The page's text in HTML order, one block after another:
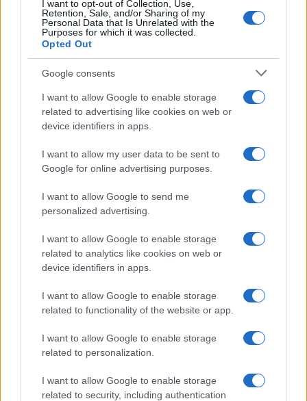
I want to opt-out of Collection, Use,
Retention, Sale, and/or Sharing of my
Personal Data that Is Unrelated with the
Purposes for which it was collected.
Opted Out
Google consents
I want to allow Google to enable storage
related to advertising like cookies on web or
device identifiers in apps.
I want to allow my user data to be sent to
Google for online advertising purposes.
I want to allow Google to send me
personalized advertising.
I want to allow Google to enable storage
related to analytics like cookies on web or
device identifiers in apps.
I want to allow Google to enable storage
related to functionality of the website or app.
I want to allow Google to enable storage
related to personalization.
I want to allow Google to enable storage
related to security, including authentication
KIOSK
26.08.16. 18:32
Nevjerovatne navike poznatih ličnosti koje će
bahati!